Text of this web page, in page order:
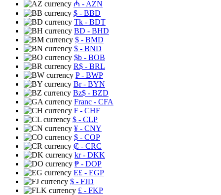
₼ - AZN
$ - BBD
Tk - BDT
BD - BHD
$ - BMD
$ - BND
$b - BOB
R$ - BRL
P- BWP
Br- BYN
Bz$ - BZD
Franc - CFA
₣ - CHF
$ - CLP
¥ - CNY
$ - COP
₡ - CRC
kr- DKK
₱ - DOP
E£ - EGP
$ - FJD
£ - FKP